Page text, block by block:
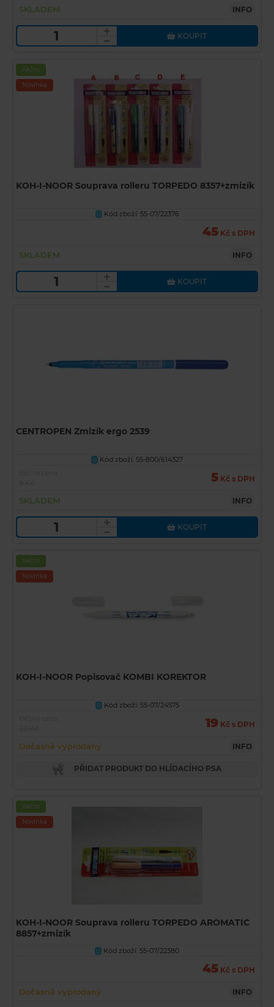
SKLADEM INFO
KOUPIT
Akční
Novinka
KOH-I-NOOR Souprava rolleru TORPEDO 8357+zmizík
U Kód zboží: 55-07/22376
45 Kč s DPH
SKLADEM INFO
KOUPIT
CENTROPEN Zmizík ergo 2539
U
Kód zboží: 55-800/614327
5 Kč s DPH
SKLADEM INFO
KOUPIT
Akční
Novinka
KOH-I-NOOR Popisovač KOMBI KOREKTOR
U Kód zboží: 55-07/24575
19 Kč s DPH
Dočasně vyprodaný INFO
PŘIDAT PRODUKT DO HLÍDACÍHO PSA
Akční
Novinka
KOH-I-NOOR Souprava rolleru TORPEDO AROMATIC
8857+zmizík
U Kód zboží: 55-07/22380
45 Kč s DPH
Dočasně vyprodaný INFO